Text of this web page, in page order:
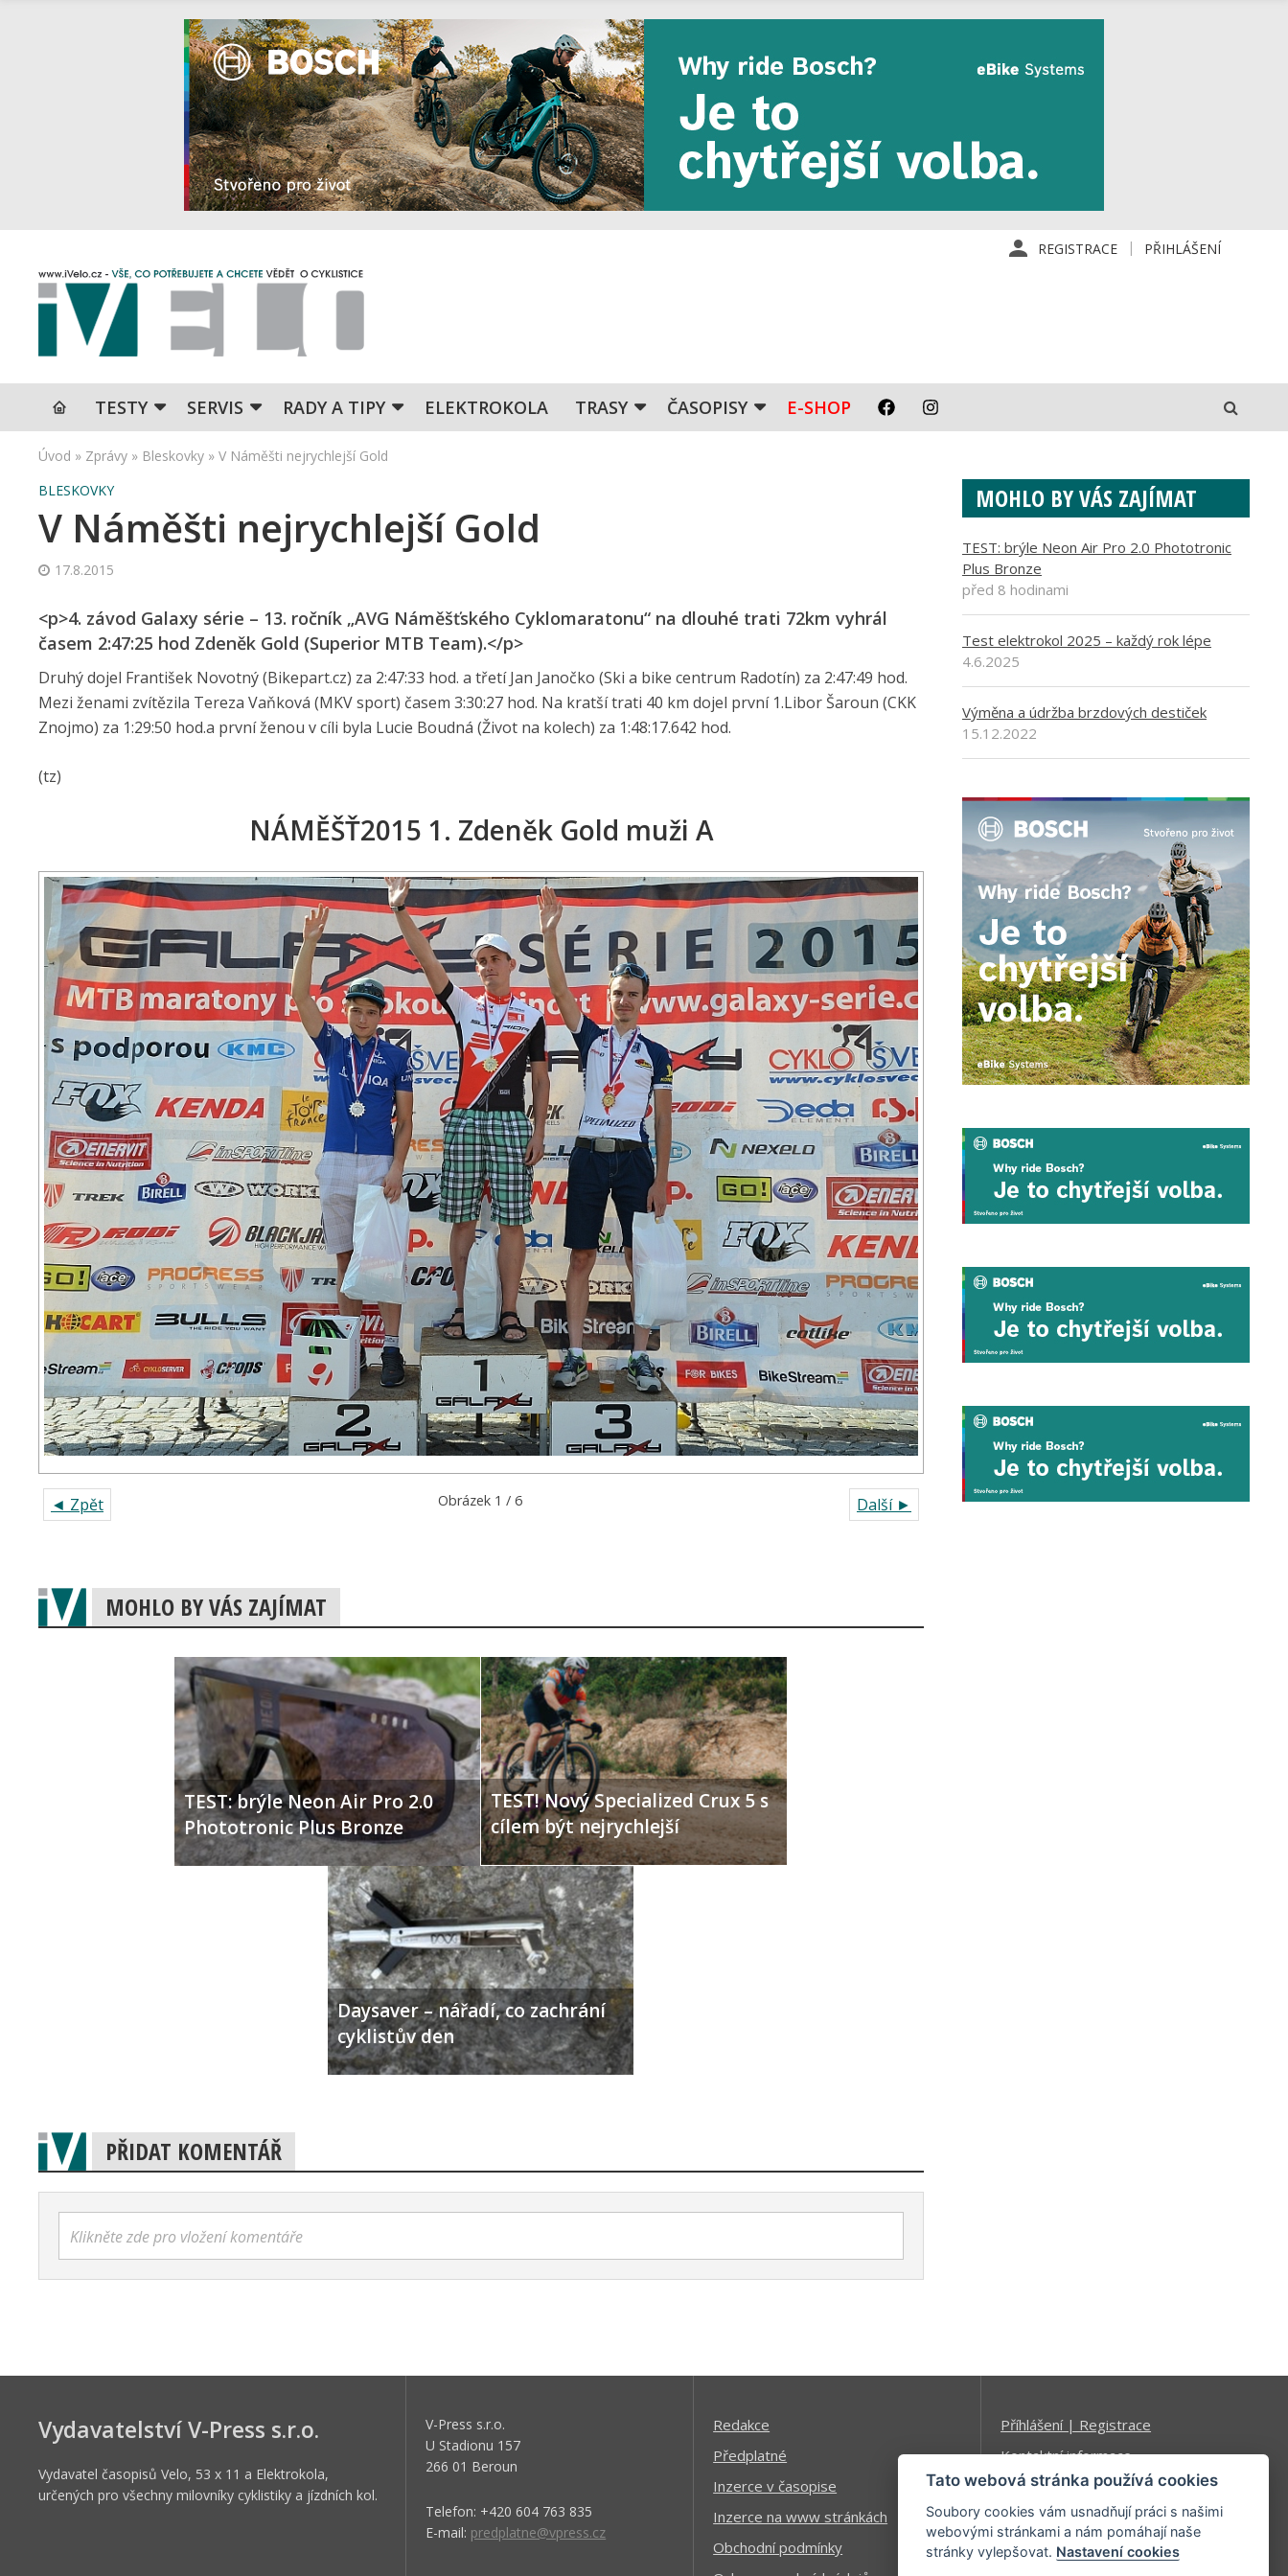
REGISTRACE PŘIHLÁŠENÍ
TESTY SERVIS RADY A TIPY ELEKTROKOLA TRASY ČASOPISY E-SHOP
Úvod » Zprávy » Bleskovky » V Náměšti nejrychlejší Gold
BLESKOVKY
V Náměšti nejrychlejší Gold
17.8.2015
<p>4. závod Galaxy série – 13. ročník „AVG Náměšťského Cyklomaratonu“ na dlouhé trati 72km vyhrál
časem 2:47:25 hod Zdeněk Gold (Superior MTB Team).</p>
Druhý dojel František Novotný (Bikepart.cz) za 2:47:33 hod. a třetí Jan Janočko (Ski a bike centrum Radotín) za 2:47:49 hod.
Mezi ženami zvítězila Tereza Vaňková (MKV sport) časem 3:30:27 hod. Na kratší trati 40 km dojel první 1.Libor Šaroun (CKK
Znojmo) za 1:29:50 hod.a první ženou v cíli byla Lucie Boudná (Život na kolech) za 1:48:17.642 hod.
(tz)
NÁMĚŠŤ2015 1. Zdeněk Gold muži A
◄ Zpět Další ►
Obrázek 1 / 6
MOHLO BY VÁS ZAJÍMAT
TEST: brýle Neon Air Pro 2.0
Phototronic Plus Bronze
TEST! Nový Specialized Crux 5 s
cílem být nejrychlejší
Daysaver – nářadí, co zachrání
cyklistův den
PŘIDAT KOMENTÁŘ
Klikněte zde pro vložení komentáře
MOHLO BY VÁS ZAJÍMAT
TEST: brýle Neon Air Pro 2.0 Phototronic
Plus Bronze
před 8 hodinami
Test elektrokol 2025 – každý rok lépe
4.6.2025
Výměna a údržba brzdových destiček
15.12.2022
Vydavatelství V-Press s.r.o.
Vydavatel časopisů Velo, 53 x 11 a Elektrokola,
určených pro všechny milovníky cyklistiky a jízdních kol.
V-Press s.r.o.
U Stadionu 157
266 01 Beroun
Telefon: +420 604 763 835
E-mail: predplatne@vpress.cz
Redakce
Předplatné
Inzerce v časopise
Inzerce na www stránkách
Obchodní podmínky
Příhlášení | Registrace
Kontaktní informace
Mapa stránek
Tato webová stránka používá cookies
Soubory cookies vám usnadňují práci s našimi
webovými stránkami a nám pomáhají naše
stránky vylepšovat. Nastavení cookies